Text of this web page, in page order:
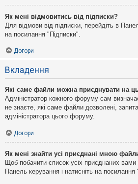
Як мені відмовитись від підписки?
Для відмови від підписки, перейдіть в
на посилання "Підписки".
Догори
Вкладення
Які саме файли можна приєднувати на
Адміністратор кожного форуму сам
не знаєте, які саме файли дозволені,
адміністратора цього форуму.
Догори
Як мені знайти усі приєднані мною
Щоб побачити список усіх приєднаних
Панель керування і натисніть на посилання